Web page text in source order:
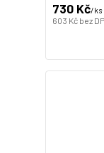
730 Kč/ks
603 Kč bez